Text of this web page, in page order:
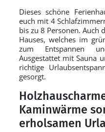
Dieses schöne
euch mit 4
bis zu 8 Personen. Auch
Hauses, welches im
zum Entspannen
Ausgestattet mit Sauna
richtige
gesorgt.
Kaminwärme
erholsamen